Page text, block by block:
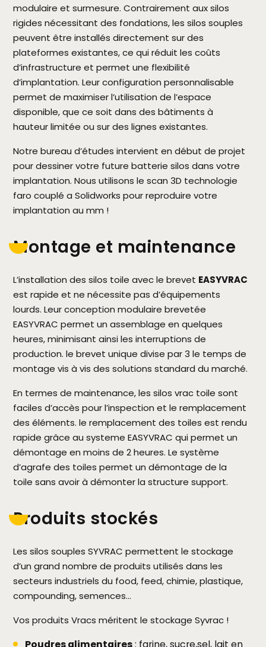
modulaire et surmesure. Contrairement aux silos
rigides nécessitant des fondations, les silos souples
peuvent être installés directement sur des
plateformes existantes, ce qui réduit les coûts
d’infrastructure et permet une flexibilité
d’implantation. Leur configuration personnalisable
permet de maximiser l’utilisation de l’espace
disponible, que ce soit dans des bâtiments à
hauteur limitée ou sur des lignes existantes.
Notre bureau d’études intervient en début de projet
pour dessiner votre future batterie silos dans votre
implantation. Nous utilisons le scan 3D technologie
faro couplé a Solidworks pour reproduire votre
implantation au mm !
Montage et maintenance
L’installation des silos toile avec le brevet EASYVRAC
est rapide et ne nécessite pas d’équipements
lourds. Leur conception modulaire brevetée
EASYVRAC permet un assemblage en quelques
heures, minimisant ainsi les interruptions de
production. le brevet unique divise par 3 le temps de
montage vis à vis des solutions standard du marché.
En termes de maintenance, les silos vrac toile sont
faciles d’accès pour l’inspection et le remplacement
des éléments. le remplacement des toiles est rendu
rapide grâce au systeme EASYVRAC qui permet un
démontage en moins de 2 heures. Le système
d’agrafe des toiles permet un démontage de la
toile sans avoir à démonter la structure support.
Produits stockés
Les silos souples SYVRAC permettent le stockage
d’un grand nombre de produits utilisés dans les
secteurs industriels du food, feed, chimie, plastique,
compounding, semences…
Vos produits Vracs méritent le stockage Syvrac !
Poudres alimentaires: farine, sucre,sel, lait en